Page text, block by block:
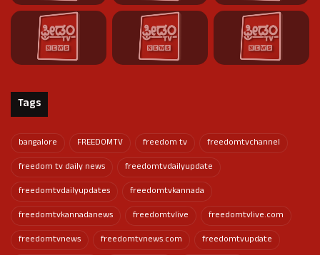
Tags
bangalore FREEDOMTV freedom tv
freedomtvchannel
freedom tv daily news
freedomtvdailyupdate
freedomtvdailyupdates
freedomtvkannada
freedomtvkannadanews
freedomtvlive
freedomtvlive.com
freedomtvnews
freedomtvnews.com
freedomtvupdate